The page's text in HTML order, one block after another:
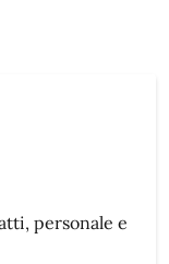
personale e